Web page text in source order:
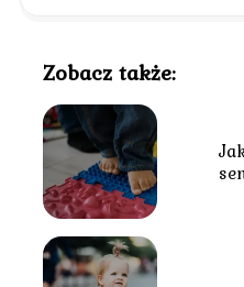
Zobacz także: